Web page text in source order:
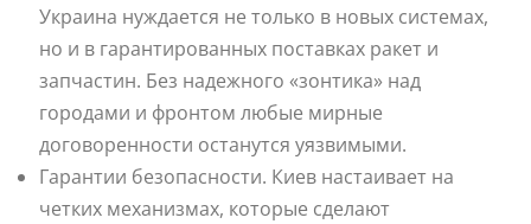
Украина нуждается не только в новых системах,
но и в гарантированных поставках ракет и
запчастин. Без надежного «зонтика» над
городами и фронтом любые мирные
договоренности останутся уязвимыми.
Гарантии безопасности. Киев настаивает на
четких механизмах, которые сделают